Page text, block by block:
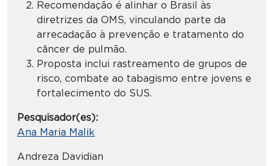
Recomendação é alinhar o Brasil às
diretrizes da OMS, vinculando parte da
arrecadação à prevenção e tratamento do
câncer de pulmão.
Proposta inclui rastreamento de grupos de
risco, combate ao tabagismo entre jovens e
fortalecimento do SUS.
Pesquisador(es):
Ana Maria Malik
Andreza Davidian